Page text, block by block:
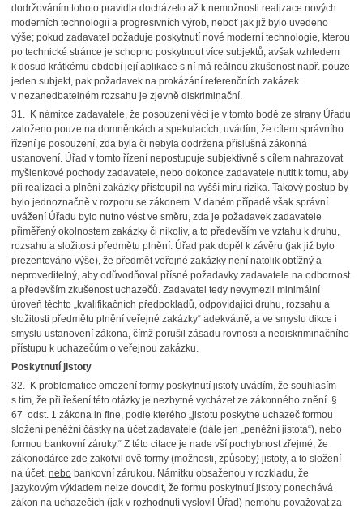
dodržováním tohoto pravidla docházelo až k nemožnosti realizace nových
moderních technologií a progresivních výrob, neboť jak již bylo uvedeno
výše; pokud zadavatel požaduje poskytnutí nové moderní technologie, kterou
po technické stránce je schopno poskytnout více subjektů, avšak vzhledem
k dosud krátkému období její aplikace s ní má reálnou zkušenost např. pouze
jeden subjekt, pak požadavek na prokázání referenčních zakázek
v nezanedbatelném rozsahu je zjevně diskriminační.
31. K námitce zadavatele, že posouzení věci je v tomto bodě ze strany Úřadu
založeno pouze na domněnkách a spekulacích, uvádím, že cílem správního
řízení je posouzení, zda byla či nebyla dodržena příslušná zákonná
ustanovení. Úřad v tomto řízení nepostupuje subjektivně s cílem nahrazovat
myšlenkové pochody zadavatele, nebo dokonce zadavatele nutit k tomu, aby
při realizaci a plnění zakázky přistoupil na vyšší míru rizika. Takový postup by
bylo jednoznačně v rozporu se zákonem. V daném případě však správní
uvážení Úřadu bylo nutno vést ve směru, zda je požadavek zadavatele
přiměřený okolnostem zakázky či nikoliv, a to především ve vztahu k druhu,
rozsahu a složitosti předmětu plnění. Úřad pak dopěl k závěru (jak již bylo
prezentováno výše), že předmět veřejné zakázky není natolik obtížný a
neproveditelný, aby odůvodňoval přísné požadavky zadavatele na odbornost
a především zkušenost uchazečů. Zadavatel tedy nevymezil minimální
úroveň těchto „kvalifikačních předpokladů, odpovídající druhu, rozsahu a
složitosti předmětu plnění veřejné zakázky“ adekvátně, a ve smyslu dikce i
smyslu ustanovení zákona, čímž porušil zásadu rovnosti a nediskriminačního
přístupu k uchazečům o veřejnou zakázku.
Poskytnutí jistoty
32. K problematice omezení formy poskytnutí jistoty uvádím, že souhlasím
s tím, že při řešení této otázky je nezbytné vycházet ze zákonného znění §
67 odst. 1 zákona in fine, podle kterého „jistotu poskytne uchazeč formou
složení peněžní částky na účet zadavatele (dále jen „peněžní jistota“), nebo
formou bankovní záruky.“ Z této citace je nade vší pochybnost zřejmé, že
zákonodárce zde zakotvil dvě formy (možnosti, způsoby) jistoty, a to složení
na účet, nebobankovní zárukou. Námitku obsaženou v rozkladu, že
jazykovým výkladem nelze dovodit, že formu poskytnutí jistoty ponechává
zákon na uchazečích (jak v rozhodnutí vyslovil Úřad) nemohu považovat za